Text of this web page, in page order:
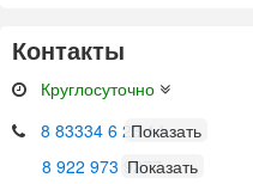
Контакты
Круглосуточно
8 83334 6 23 14
8 922 973 9277